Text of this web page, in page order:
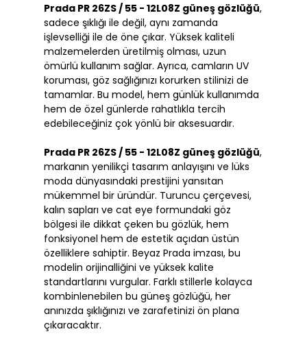
Prada PR 26ZS / 55 - 12L08Z güneş gözlüğü,
sadece şıklığı ile değil, aynı zamanda
işlevselliği ile de öne çıkar. Yüksek kaliteli
malzemelerden üretilmiş olması, uzun
ömürlü kullanım sağlar. Ayrıca, camların UV
koruması, göz sağlığınızı korurken stilinizi de
tamamlar. Bu model, hem günlük kullanımda
hem de özel günlerde rahatlıkla tercih
edebileceğiniz çok yönlü bir aksesuardır.
Prada PR 26ZS / 55 - 12L08Z güneş gözlüğü,
markanın yenilikçi tasarım anlayışını ve lüks
moda dünyasındaki prestijini yansıtan
mükemmel bir üründür. Turuncu çerçevesi,
kalın sapları ve cat eye formundaki göz
bölgesi ile dikkat çeken bu gözlük, hem
fonksiyonel hem de estetik açıdan üstün
özelliklere sahiptir. Beyaz Prada imzası, bu
modelin orijinalliğini ve yüksek kalite
standartlarını vurgular. Farklı stillerle kolayca
kombinlenebilen bu güneş gözlüğü, her
anınızda şıklığınızı ve zarafetinizi ön plana
çıkaracaktır.